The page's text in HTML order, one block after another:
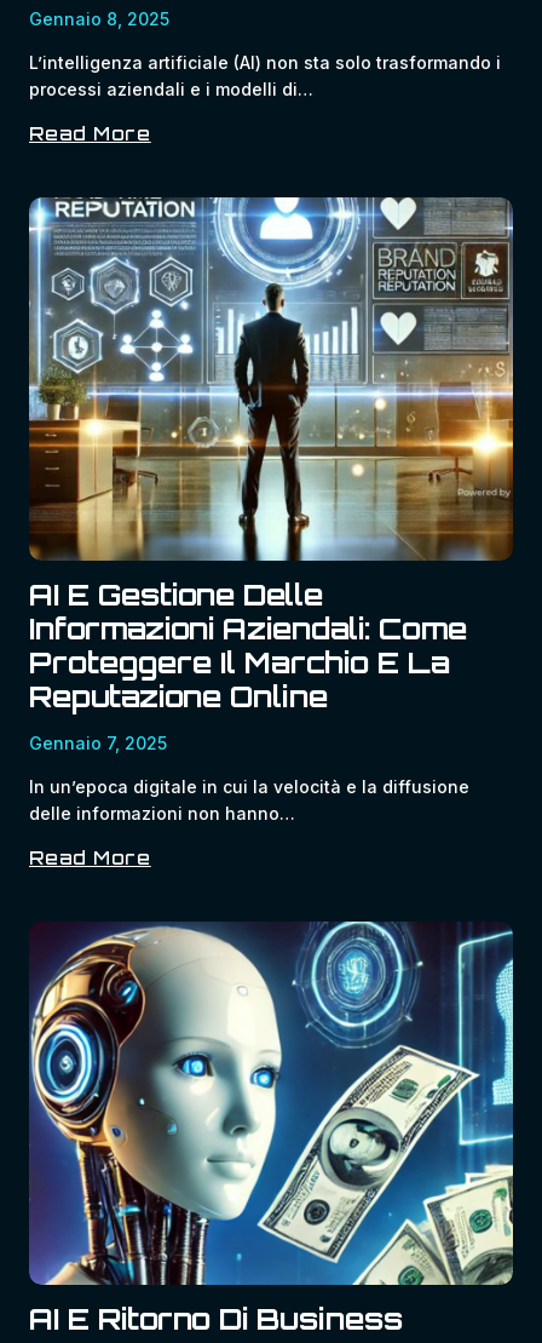
Gennaio 8, 2025
L’intelligenza artificiale (AI) non sta solo trasformando i
processi aziendali e i modelli di…
Read More
Sta
Ridefinendo
Le
Relazioni
Tra
Aziende
E
Dipendenti
AI E Gestione Delle
Informazioni Aziendali: Come
Proteggere Il Marchio E La
Reputazione Online
Gennaio 7, 2025
In un’epoca digitale in cui la velocità e la diffusione
delle informazioni non hanno…
Read More
Gestione
Delle
Informazioni
Aziendali:
Come
Proteggere
Il
Marchio
Reputazione
Online
AI E Ritorno Di Business